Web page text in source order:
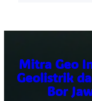
Mitra Geo
Geolistrik
Bor